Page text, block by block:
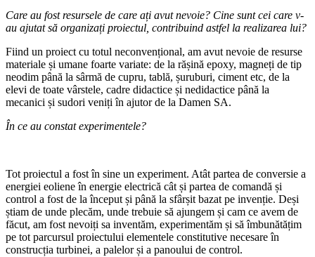
Care au fost resursele de care ați avut nevoie? Cine sunt cei care v-
au ajutat să organizați proiectul, contribuind astfel la realizarea lui?
Fiind un proiect cu totul neconvențional, am avut nevoie de resurse
materiale și umane foarte variate: de la rășină epoxy, magneți de tip
neodim până la sârmă de cupru, tablă, șuruburi, ciment etc, de la
elevi de toate vârstele, cadre didactice și nedidactice până la
mecanici și sudori veniți în ajutor de la Damen SA.
În ce au constat experimentele?
Tot proiectul a fost în sine un experiment. Atât partea de conversie a
energiei eoliene în energie electrică cât și partea de comandă și
control a fost de la început și până la sfârșit bazat pe invenție. Deși
știam de unde plecăm, unde trebuie să ajungem și cam ce avem de
făcut, am fost nevoiți sa inventăm, experimentăm și să îmbunătățim
pe tot parcursul proiectului elementele constitutive necesare în
construcția turbinei, a palelor și a panoului de control.